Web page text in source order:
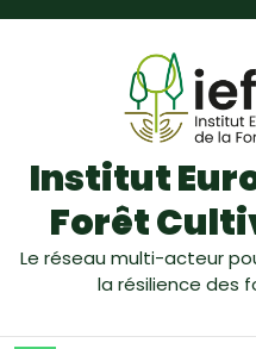
Institut
Forêt
Le réseau multi-acteur
la résilience des